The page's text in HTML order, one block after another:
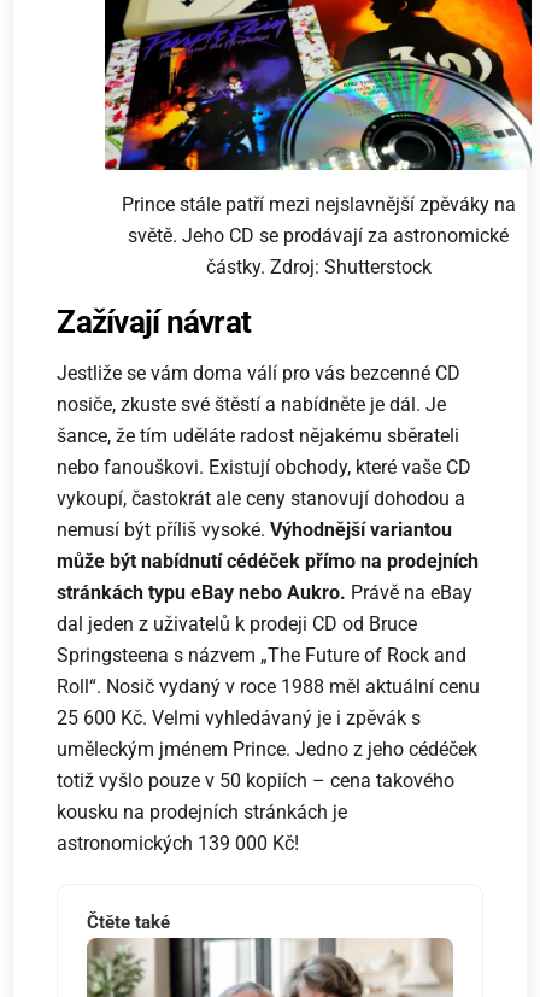
Prince stále patří mezi nejslavnější zpěváky na
světě. Jeho CD se prodávají za astronomické
částky. Zdroj: Shutterstock
Zažívají návrat
Jestliže se vám doma válí pro vás bezcenné CD
nosiče, zkuste své štěstí a nabídněte je dál. Je
šance, že tím uděláte radost nějakému sběrateli
nebo fanouškovi. Existují obchody, které vaše CD
vykoupí, častokrát ale ceny stanovují dohodou a
nemusí být příliš vysoké.Výhodnější variantou
může být nabídnutí cédéček přímo na prodejních
stránkách typu eBay nebo Aukro. Právě na eBay
dal jeden z uživatelů k prodeji CD od Bruce
Springsteena s názvem „The Future of Rock and
Roll“. Nosič vydaný v roce 1988 měl aktuální cenu
25 600 Kč. Velmi vyhledávaný je i zpěvák s
uměleckým jménem Prince. Jedno z jeho cédéček
totiž vyšlo pouze v 50 kopiích – cena takového
kousku na prodejních stránkách je
astronomických 139 000 Kč!
Čtěte také